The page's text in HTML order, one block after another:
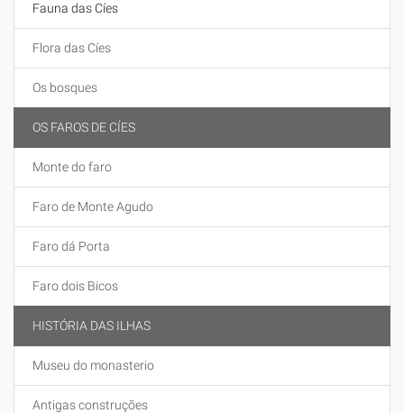
Fauna das Cíes
Flora das Cíes
Os bosques
OS FAROS DE CÍES
Monte do faro
Faro de Monte Agudo
Faro dá Porta
Faro dois Bicos
HISTÓRIA DAS ILHAS
Museu do monasterio
Antigas construções